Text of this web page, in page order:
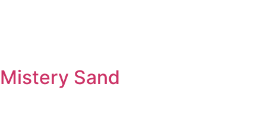
Mistery Sand